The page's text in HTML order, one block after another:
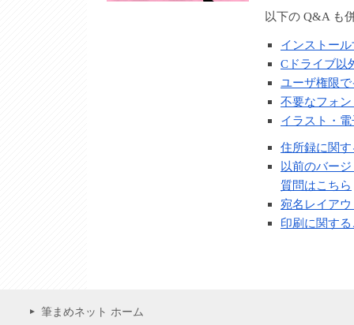
以下の Q&A も
インストー
Cドライブ以
ユーザ権限
不要なフォ
イラスト・
住所録に関
以前のバー
質問はこちら
宛名レイア
印刷に関す
筆まめネット ホーム